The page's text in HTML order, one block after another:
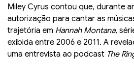
Miley Cyrus contou que, durante
autorização para cantar as
trajetória em Hannah Montana,
exibida entre 2006 e 2011. A
uma entrevista ao podcast The